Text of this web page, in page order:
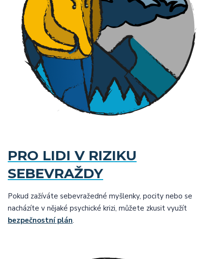
PRO LIDI V RIZIKU
SEBEVRAŽDY
Pokud zažíváte sebevražedné myšlenky, pocity nebo se
nacházíte v nějaké psychické krizi, můžete zkusit využít
bezpečnostní plán.